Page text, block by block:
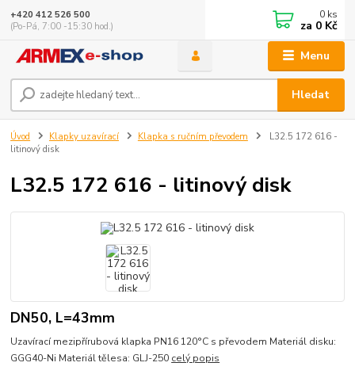
Menu
Hledat
+420 412 526 500
(Po-Pá, 7:00 -15:30 hod.)
0 ks
za 0 Kč
Úvod Klapky uzavírací Klapka s ručním převodem
L32.5 172 616 -
litinový disk
L32.5 172 616 - litinový disk
DN50, L=43mm
Uzavírací mezipřírubová klapka PN16 120°C s převodem Materiál disku:
GGG40-Ni Materiál tělesa: GLJ-250 celý popis